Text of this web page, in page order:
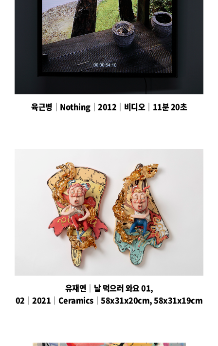
육근병│Nothing│2012│비디오│11분 20초
유재연│날 먹으러 와요 01,
02│2021│Ceramics│58x31x20cm, 58x31x19cm